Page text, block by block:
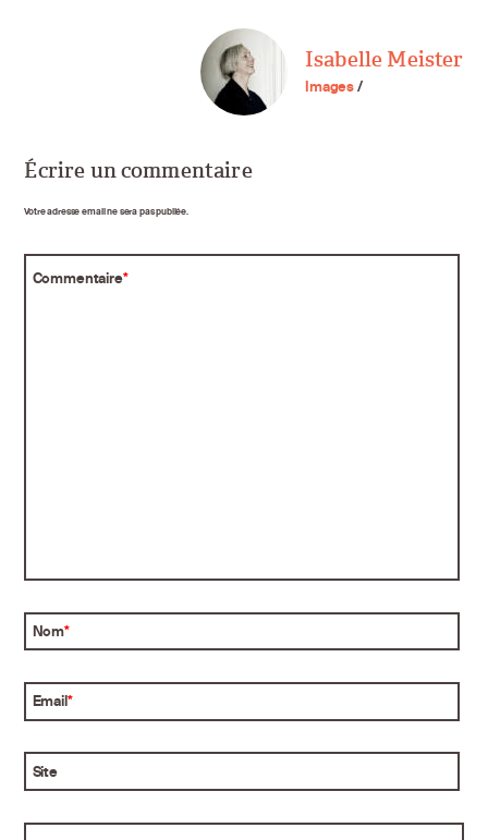
Isabelle Meister
Images/
Écrire un commentaire
Votre adresse email ne sera pas publiée.
Commentaire*
Nom*
Email*
Site